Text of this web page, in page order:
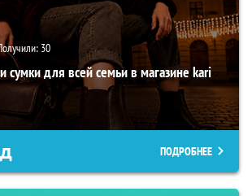
30
сумки для всей семьи в магазине kari
ПОДРОБНЕЕ